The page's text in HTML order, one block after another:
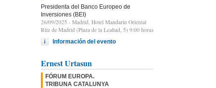
Presidenta del Banco Europeo de
Inversiones (BEI)
26/09/2025 - Madrid, Hotel Mandarin Oriental
Ritz de Madrid (Plaza de la Lealtad, 5) 9:00 horas
Información del evento
Ernest Urtasun
FÓRUM EUROPA.
TRIBUNA CATALUNYA